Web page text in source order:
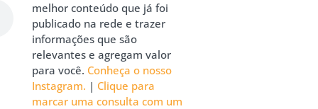
melhor conteúdo que já foi
publicado na rede e trazer
informações que são
relevantes e agregam valor
para você. Conheça o nosso
Instagram. | Clique para
marcar uma consulta com um